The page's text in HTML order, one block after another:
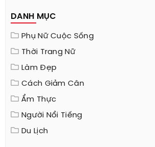
DANH MỤC
Phụ Nữ Cuộc Sống
Thời Trang Nữ
Làm Đẹp
Cách Giảm Cân
Ẩm Thực
Người Nổi Tiếng
Du Lịch